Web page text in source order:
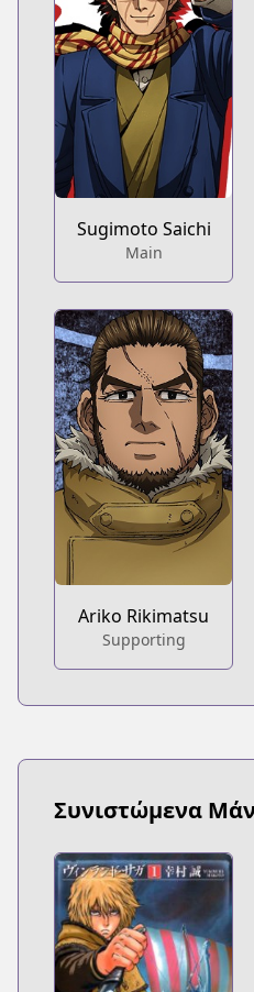
Sugimoto Saichi
Main
Ariko Rikimatsu
Supporting
Συνιστώμενα